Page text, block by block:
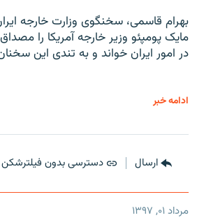
بهرام قاسمی، سخنگوی وزارت خارجه
مایک پومپئو وزیر خارجه آمریکا را
در امور ایران خواند و به تندی این
ادامه خبر
ارسال دسترسی بدون فیلترشکن
مرداد ۰۱, ۱۳۹۷